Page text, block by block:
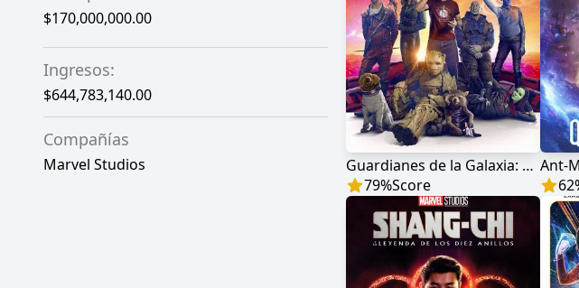
$170,000,000.00
Ingresos:
$644,783,140.00
Compañías
Marvel Studios
Guardianes de la Galaxia: Volumen 3
79%Score
62